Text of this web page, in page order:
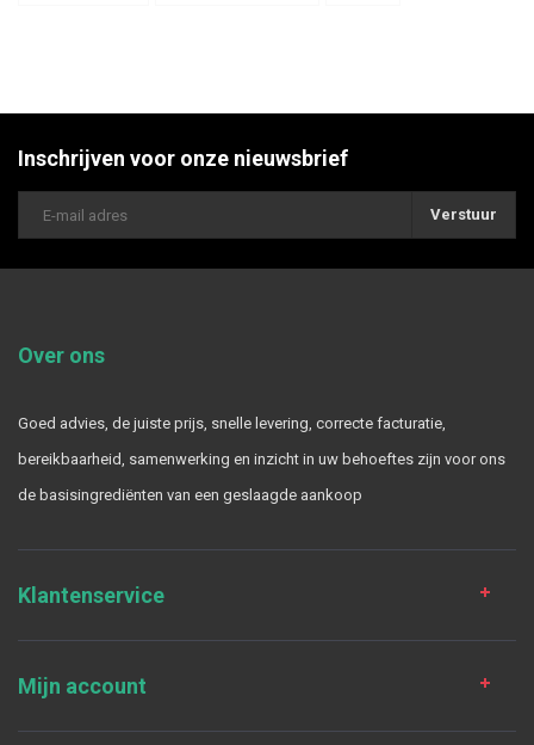
Inschrijven voor onze nieuwsbrief
Verstuur
Over ons
Goed advies, de juiste prijs, snelle levering, correcte facturatie,
bereikbaarheid, samenwerking en inzicht in uw behoeftes zijn voor ons
de basisingrediënten van een geslaagde aankoop
Klantenservice
Mijn account